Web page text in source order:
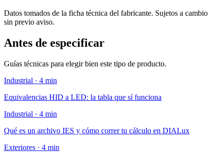
Datos tomados de la ficha técnica del fabricante. Sujetos a cambio
sin previo aviso.
Antes de especificar
Guías técnicas para elegir bien este tipo de producto.
Industrial · 4 min
Equivalencias HID a LED: la tabla que sí funciona
Industrial · 4 min
Qué es un archivo IES y cómo correr tu cálculo en DIALux
Exteriores · 4 min